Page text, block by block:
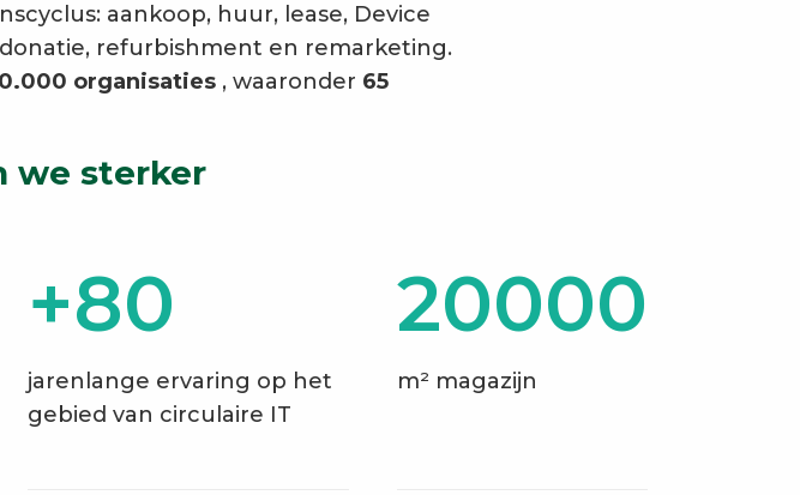
aankoop, huur, lease, Device
refurbishment en remarketing.
organisaties , waaronder 65
we sterker
+80
jarenlange ervaring op het
gebied van circulaire IT
20000
m² magazijn